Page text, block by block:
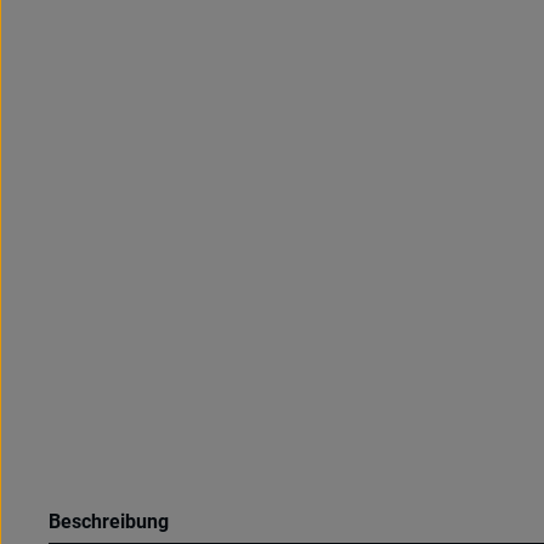
Beschreibung